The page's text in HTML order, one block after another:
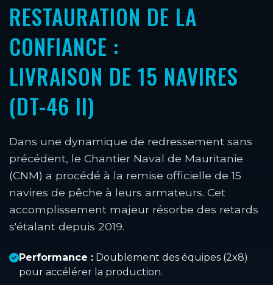
RESTAURATION DE LA
CONFIANCE :
LIVRAISON DE 15 NAVIRES
(DT-46 II)
Dans une dynamique de redressement sans
précédent, le Chantier Naval de Mauritanie
(CNM) a procédé à la remise officielle de 15
navires de pêche à leurs armateurs. Cet
accomplissement majeur résorbe des retards
s'étalant depuis 2019.
Performance : Doublement des équipes (2x8)
pour accélérer la production.